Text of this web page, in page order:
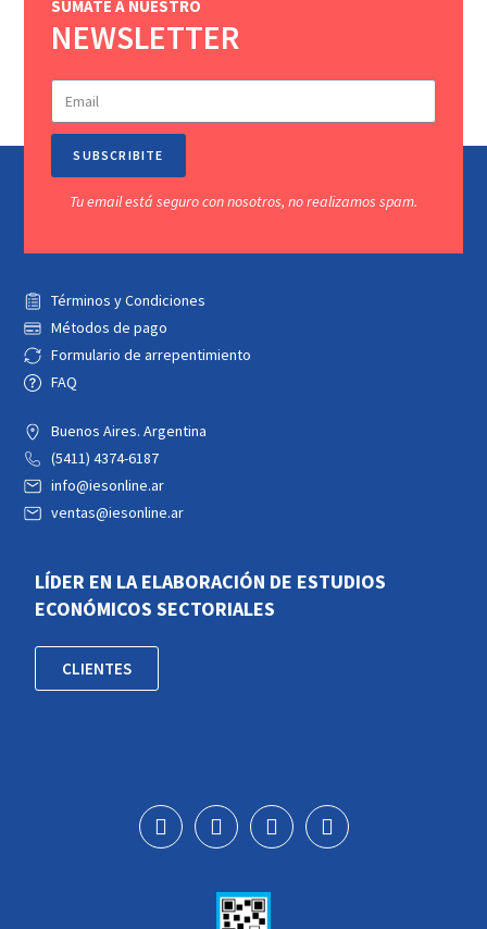
SUMATE A NUESTRO
NEWSLETTER
SUBSCRIBITE
Tu email está seguro con nosotros, no realizamos spam.
Términos y Condiciones
Métodos de pago
Formulario de arrepentimiento
FAQ
Buenos Aires. Argentina
(5411) 4374-6187
info@iesonline.ar
ventas@iesonline.ar
LÍDER EN LA ELABORACIÓN DE ESTUDIOS
ECONÓMICOS SECTORIALES
CLIENTES